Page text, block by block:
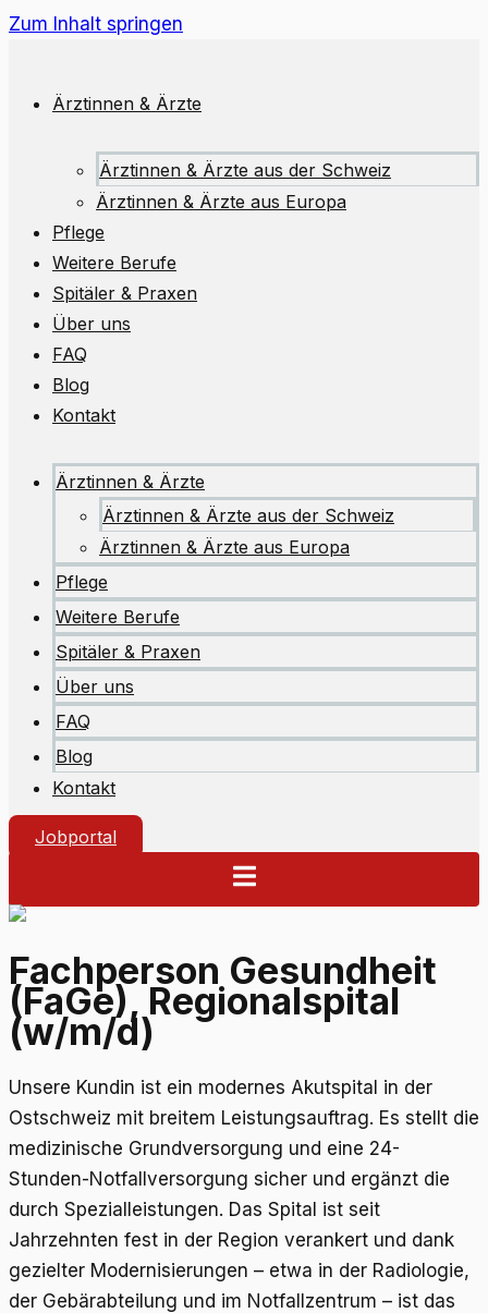
Zum Inhalt springen
Ärztinnen & Ärzte
Ärztinnen & Ärzte aus der Schweiz
Ärztinnen & Ärzte aus Europa
Pflege
Weitere Berufe
Spitäler & Praxen
Über uns
FAQ
Blog
Kontakt
Ärztinnen & Ärzte
Ärztinnen & Ärzte aus der Schweiz
Ärztinnen & Ärzte aus Europa
Pflege
Weitere Berufe
Spitäler & Praxen
Über uns
FAQ
Blog
Kontakt
Jobportal
Fachperson Gesundheit
(FaGe), Regionalspital
(w/m/d)
Unsere Kundin ist ein modernes Akutspital in der
Ostschweiz mit breitem Leistungsauftrag. Es stellt die
medizinische Grundversorgung und eine 24-
Stunden-Notfallversorgung sicher und ergänzt die
durch Spezialleistungen. Das Spital ist seit
Jahrzehnten fest in der Region verankert und dank
gezielter Modernisierungen – etwa in der Radiologie,
der Gebärabteilung und im Notfallzentrum – ist das